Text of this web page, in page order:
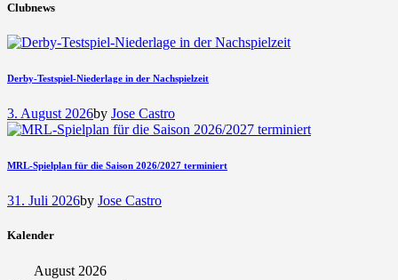
Clubnews
Derby-Testspiel-Niederlage in der Nachspielzeit
3. August 2026by Jose Castro
MRL-Spielplan für die Saison 2026/2027 terminiert
31. Juli 2026by Jose Castro
Kalender
August 2026